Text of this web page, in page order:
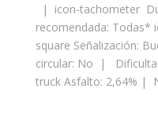
| icon-tachometer
recomendada: Todas*
square Señalización:
circular: No |
truck Asfalto: 2,64% |